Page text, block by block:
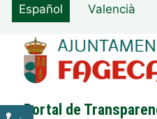
Español Valencià
Portal de